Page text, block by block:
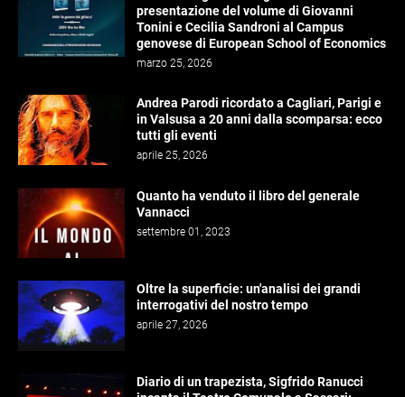
presentazione del volume di Giovanni
Tonini e Cecilia Sandroni al Campus
genovese di European School of Economics
marzo 25, 2026
Andrea Parodi ricordato a Cagliari, Parigi e
in Valsusa a 20 anni dalla scomparsa: ecco
tutti gli eventi
aprile 25, 2026
Quanto ha venduto il libro del generale
Vannacci
settembre 01, 2023
Oltre la superficie: un'analisi dei grandi
interrogativi del nostro tempo
aprile 27, 2026
Diario di un trapezista, Sigfrido Ranucci